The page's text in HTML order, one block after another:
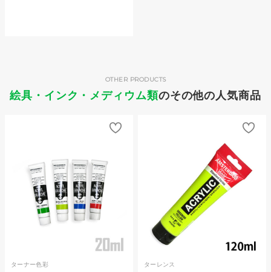
絵具・インク・メディウム類のその他の人気商品
OTHER PRODUCTS
ターナー色彩 ターレンス